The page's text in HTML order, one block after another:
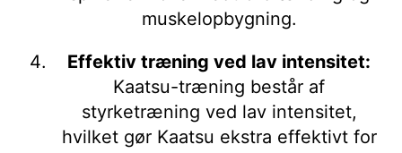
muskelopbygning.
Effektiv træning ved lav intensitet:
Kaatsu-træning består af
styrketræning ved lav intensitet,
hvilket gør Kaatsu ekstra effektivt for